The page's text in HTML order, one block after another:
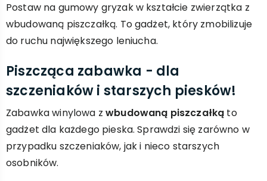
Postaw na gumowy gryzak w kształcie zwierzątka z
wbudowaną piszczałką. To gadżet, który zmobilizuje
do ruchu największego leniucha.
Piszcząca zabawka - dla
szczeniaków i starszych piesków!
Zabawka winylowa zwbudowaną piszczałką to
gadżet dla każdego pieska. Sprawdzi się zarówno w
przypadku szczeniaków, jak i nieco starszych
osobników.